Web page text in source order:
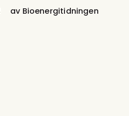
av Bioenergitidningen